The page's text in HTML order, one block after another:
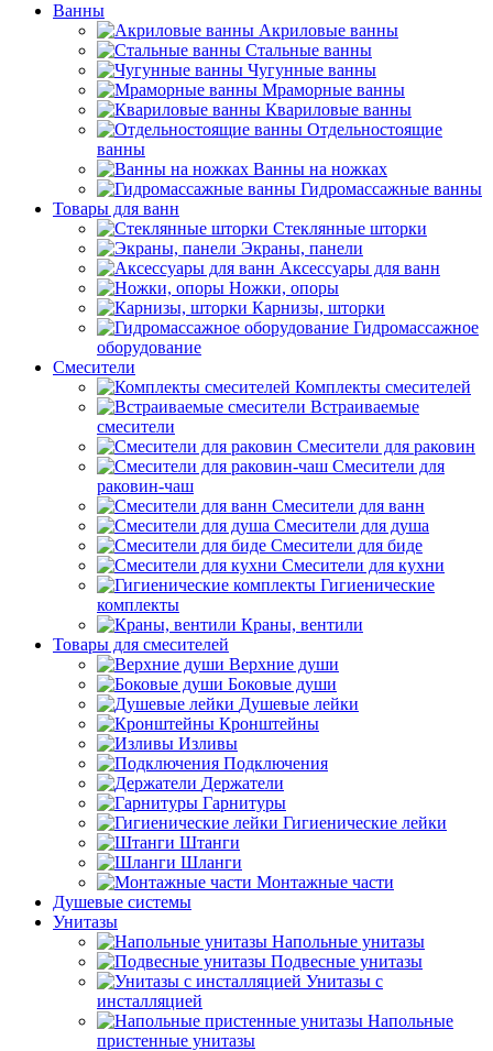
Ванны
Акриловые ванны
Стальные ванны
Чугунные ванны
Мраморные ванны
Квариловые ванны
Отдельностоящие
ванны
Ванны на ножках
Гидромассажные ванны
Товары для ванн
Стеклянные шторки
Экраны, панели
Аксессуары для ванн
Ножки, опоры
Карнизы, шторки
Гидромассажное
оборудование
Смесители
Комплекты смесителей
Встраиваемые
смесители
Смесители для раковин
Смесители для
раковин-чаш
Смесители для ванн
Смесители для душа
Смесители для биде
Смесители для кухни
Гигиенические
комплекты
Краны, вентили
Товары для смесителей
Верхние души
Боковые души
Душевые лейки
Кронштейны
Изливы
Подключения
Держатели
Гарнитуры
Гигиенические лейки
Штанги
Шланги
Монтажные части
Душевые системы
Унитазы
Напольные унитазы
Подвесные унитазы
Унитазы с
инсталляцией
Напольные
пристенные унитазы